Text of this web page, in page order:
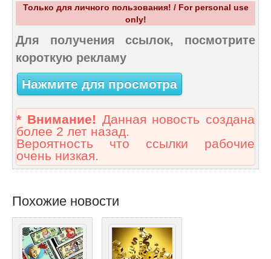
Только для личного пользования! / For personal use
only!
Для получения ссылок, посмотрите
короткую рекламу
Нажмите для просмотра
* Внимание! Данная новость создана
более 2 лет назад.
Вероятность что ссылки рабочие
очень низкая.
Похожие новости